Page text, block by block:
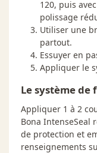
120, puis
polissage
Utiliser une
partout.
Essuyer en
Appliquer le
Le système de
Appliquer 1 à 2
Bona
de protection et
renseignements